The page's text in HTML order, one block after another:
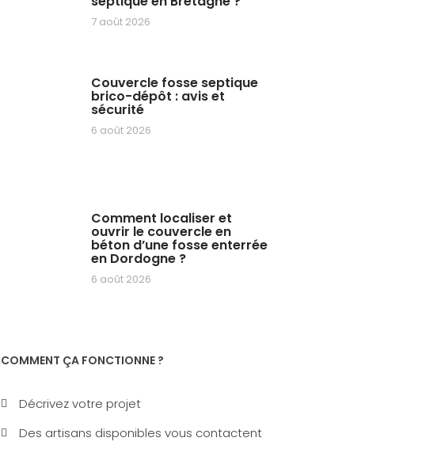
7 août 2026
Couvercle fosse septique
brico-dépôt : avis et
sécurité
6 août 2026
Comment localiser et
ouvrir le couvercle en
béton d’une fosse enterrée
en Dordogne ?
6 août 2026
COMMENT ÇA FONCTIONNE ?
Décrivez votre projet
Des artisans disponibles vous contactent